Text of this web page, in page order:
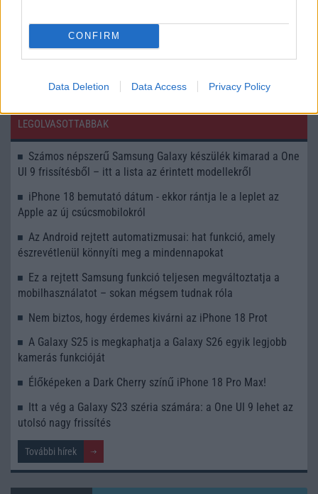
CONFIRM
Data Deletion Data Access Privacy Policy
fenyegeti az USA-n kívül gyártott iPhone-okat
További hírek
LEGOLVASOTTABBAK
Számos népszerű Samsung Galaxy készülék kimarad a One
UI 9 frissítésből – itt a lista az érintett modellekről
iPhone 18 bemutató dátum - ekkor rántja le a leplet az
Apple az új csúcsmobilokról
Az Android rejtett automatizmusai: hat funkció, amely
észrevétlenül könnyíti meg a mindennapokat
Ez a rejtett Samsung funkció teljesen megváltoztatja a
mobilhasználatot – sokan mégsem tudnak róla
Nem biztos, hogy érdemes kivárni az iPhone 18 Prot
A Galaxy S25 is megkaphatja a Galaxy S26 egyik legjobb
kamerás funkcióját
Élőképeken a Dark Cherry színű iPhone 18 Pro Max!
Itt a vég a Galaxy S23 széria számára: a One UI 9 lehet az
utolsó nagy frissítés
További hírek